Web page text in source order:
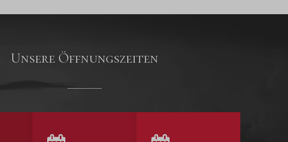
Unsere Öffnungszeiten